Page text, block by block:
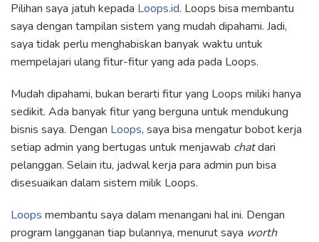
Pilihan saya jatuh kepada Loops.id. Loops bisa membantu
saya dengan tampilan sistem yang mudah dipahami. Jadi,
saya tidak perlu menghabiskan banyak waktu untuk
mempelajari ulang fitur-fitur yang ada pada Loops.
Mudah dipahami, bukan berarti fitur yang Loops miliki hanya
sedikit. Ada banyak fitur yang berguna untuk mendukung
bisnis saya. Dengan Loops, saya bisa mengatur bobot kerja
setiap admin yang bertugas untuk menjawab chatdari
pelanggan. Selain itu, jadwal kerja para admin pun bisa
disesuaikan dalam sistem milik Loops.
Loops membantu saya dalam menangani hal ini. Dengan
program langganan tiap bulannya, menurut saya worth